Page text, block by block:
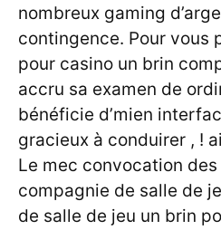
nombreux gaming
contingence. Pour vous
pour casino un brin
accru sa examen de
bénéficie d’mien
gracieux à conduirer , !
Le mec convocation
compagnie de salle de
de salle de jeu un brin